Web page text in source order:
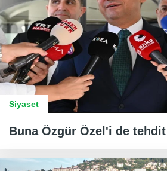
Siyaset
Buna Özgür Özel'i de